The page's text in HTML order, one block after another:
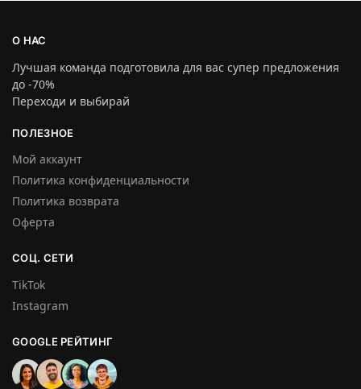
О НАС
Лучшая команда подготовила для вас супер предложения
до -70%
Переходи и выбирай
ПОЛЕЗНОЕ
Мой аккаунт
Политика конфиденциальности
Политика возврата
Оферта
СОЦ. СЕТИ
TikTok
Instagram
GOOGLE РЕЙТИНГ